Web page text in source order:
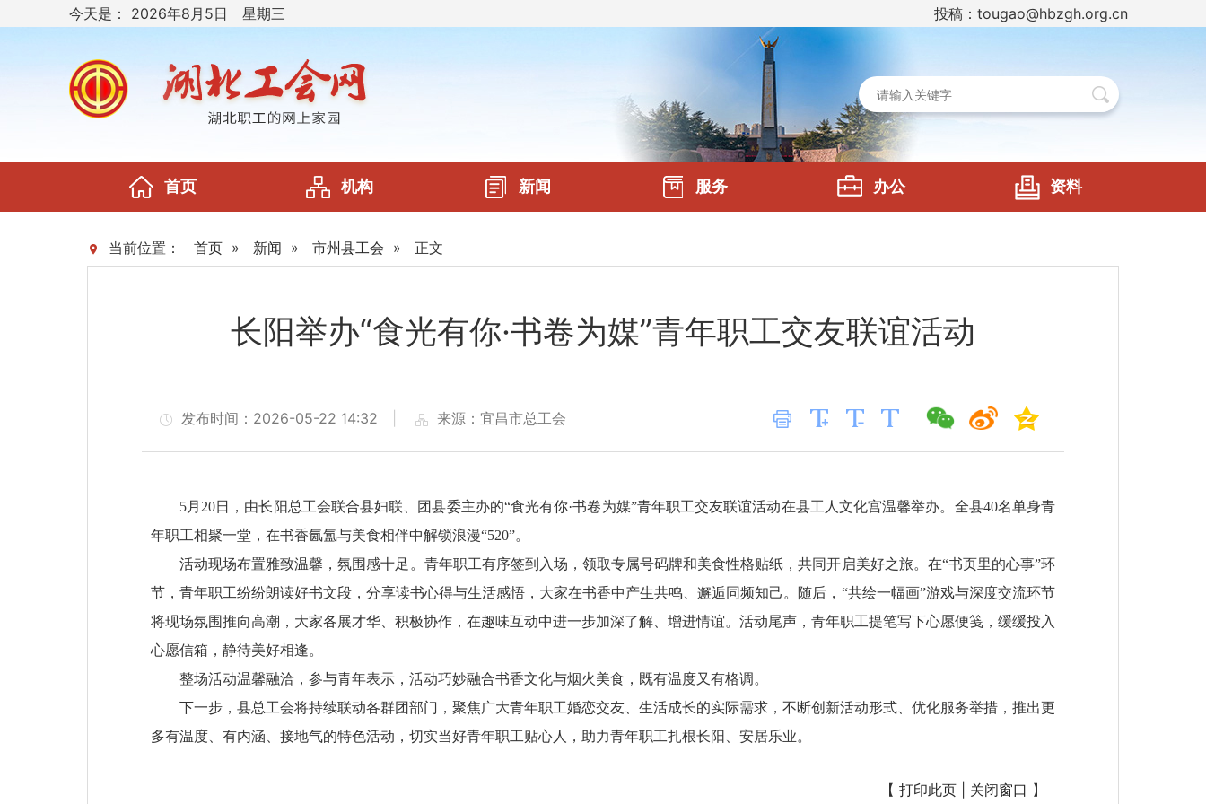
今天是： 2026年8月5日 星期三 投稿：tougao@hbzgh.org.cn
首页 机构 新闻 服务 办公 资料
当前位置： 首页 » 新闻 » 市州县工会 » 正文
长阳举办“食光有你·书卷为媒”青年职工交友联谊活动
发布时间：2026-05-22 14:32 来源：宜昌市总工会
5月20日，由长阳总工会联合县妇联、团县委主办的“食光有你·书卷为媒”青年职工交友联谊活动在县工人文化宫温馨举办。全县40名单身青
年职工相聚一堂，在书香氤氲与美食相伴中解锁浪漫“520”。
活动现场布置雅致温馨，氛围感十足。青年职工有序签到入场，领取专属号码牌和美食性格贴纸，共同开启美好之旅。在“书页里的心事”环
节，青年职工纷纷朗读好书文段，分享读书心得与生活感悟，大家在书香中产生共鸣、邂逅同频知己。随后，“共绘一幅画”游戏与深度交流环节
将现场氛围推向高潮，大家各展才华、积极协作，在趣味互动中进一步加深了解、增进情谊。活动尾声，青年职工提笔写下心愿便笺，缓缓投入
心愿信箱，静待美好相逢。
整场活动温馨融洽，参与青年表示，活动巧妙融合书香文化与烟火美食，既有温度又有格调。
下一步，县总工会将持续联动各群团部门，聚焦广大青年职工婚恋交友、生活成长的实际需求，不断创新活动形式、优化服务举措，推出更
多有温度、有内涵、接地气的特色活动，切实当好青年职工贴心人，助力青年职工扎根长阳、安居乐业。
【 打印此页 关闭窗口 】